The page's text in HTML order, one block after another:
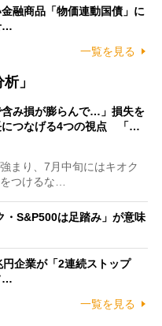
融商品「物価連動国債」に
…
一覧を見る
」
含み損が膨らんで…」損失を
につなげる4つの視点 「…
まり、7月中旬にはキオク
つけるな…
・S&P500は足踏み」が意味
円企業が「2連続ストップ
…
一覧を見る